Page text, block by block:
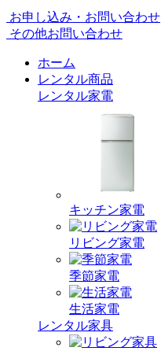
お申し込み・お問い合わせ
その他お問い合わせ
ホーム
レンタル商品
レンタル家電
キッチン家電
リビング家電
季節家電
生活家電
レンタル家具